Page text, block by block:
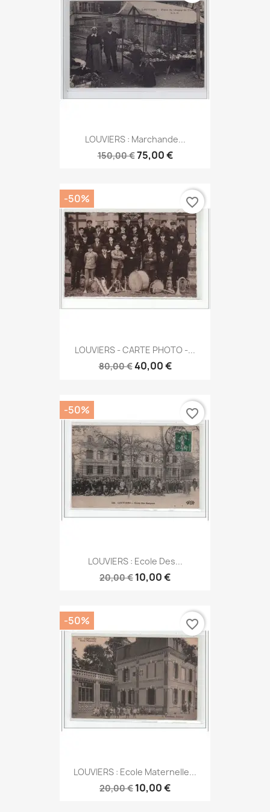
LOUVIERS : Marchande...
150,00 €75,00 €
LOUVIERS - CARTE PHOTO -...
80,00 €40,00 €
-50% favorite_border
LOUVIERS : Ecole Des...
20,00 € 10,00 €
-50% favorite_border
LOUVIERS : Ecole Maternelle...
20,00 € 10,00 €
-50% favorite_border